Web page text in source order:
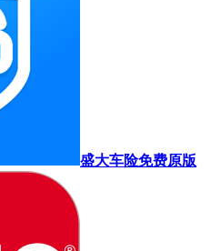
盛大车险免费原版